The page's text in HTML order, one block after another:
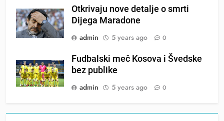
Otkrivaju nove detalje o smrti
Dijega Maradone
admin
5 years ago 0
Fudbalski meč Kosova i Švedske
bez publike
admin
5 years ago 0